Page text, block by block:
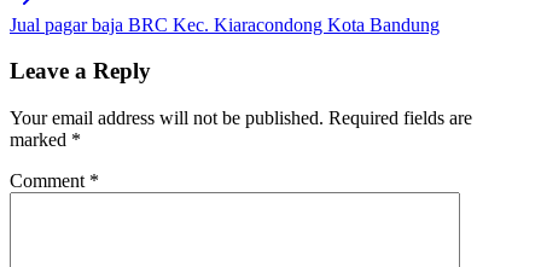
Jual pagar baja BRC Kec. Kiaracondong Kota Bandung
Leave a Reply
Your email address will not be published. Required fields are
marked *
Comment *